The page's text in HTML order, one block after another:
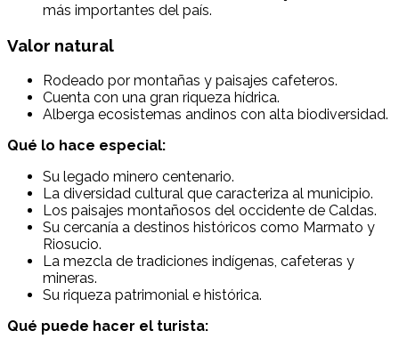
más importantes del país.
Valor natural
Rodeado por montañas y paisajes cafeteros.
Cuenta con una gran riqueza hídrica.
Alberga ecosistemas andinos con alta biodiversidad.
Qué lo hace especial:
Su legado minero centenario.
La diversidad cultural que caracteriza al municipio.
Los paisajes montañosos del occidente de Caldas.
Su cercanía a destinos históricos como Marmato y
Riosucio.
La mezcla de tradiciones indígenas, cafeteras y
mineras.
Su riqueza patrimonial e histórica.
Qué puede hacer el turista: